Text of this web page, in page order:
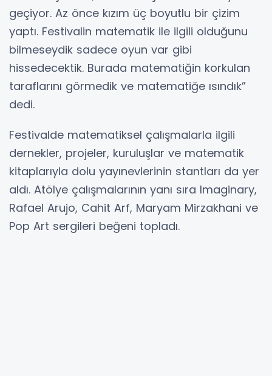
geçiyor. Az önce kızım üç boyutlu bir çizim
yaptı. Festivalin matematik ile ilgili olduğunu
bilmeseydik sadece oyun var gibi
hissedecektik. Burada matematiğin korkulan
taraflarını görmedik ve matematiğe ısındık”
dedi.
Festivalde matematiksel çalışmalarla ilgili
dernekler, projeler, kuruluşlar ve matematik
kitaplarıyla dolu yayınevlerinin stantları da yer
aldı. Atölye çalışmalarının yanı sıra Imaginary,
Rafael Arujo, Cahit Arf, Maryam Mirzakhani ve
Pop Art sergileri beğeni topladı.